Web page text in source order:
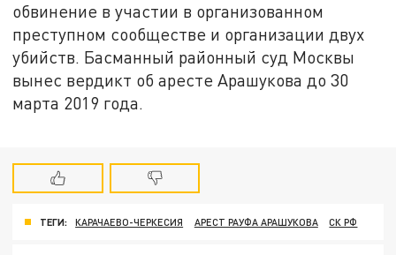
обвинение в участии в организованном
преступном сообществе и организации двух
убийств. Басманный районный суд Москвы
вынес вердикт об аресте Арашукова до 30
марта 2019 года.
ТЕГИ: КАРАЧАЕВО-ЧЕРКЕСИЯ АРЕСТ РАУФА АРАШУКОВА СК РФ